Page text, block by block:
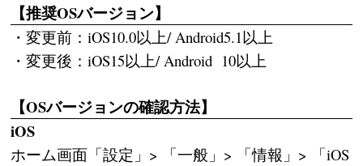
【推奨OSバージョン】
・変更前：iOS10.0以上/ Android5.1以上
・変更後：iOS15以上/ Android 10以上
【OSバージョンの確認方法】
iOS
ホーム画面「設定」> 「一般」> 「情報」> 「iOS